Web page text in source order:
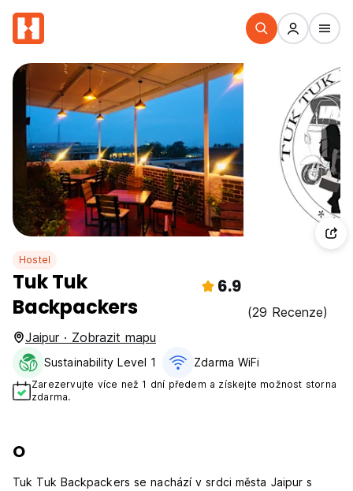
Hostel
Tuk Tuk
Backpackers
6.9
(29 Recenze)
Jaipur · Zobrazit mapu
Sustainability Level 1 Zdarma WiFi
Zarezervujte více než 1 dní předem a získejte možnost storna
zdarma.
O
Tuk Tuk Backpackers se nachází v srdci města Jaipur s